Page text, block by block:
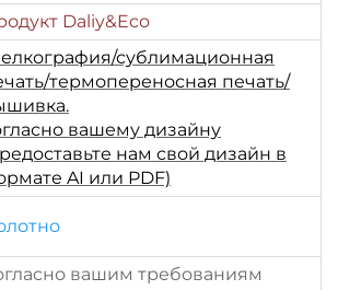
Daliy&Eco
сублимационная
термопереносная печать/
вашему дизайну
нам свой дизайн в
AI или PDF)
вашим требованиям